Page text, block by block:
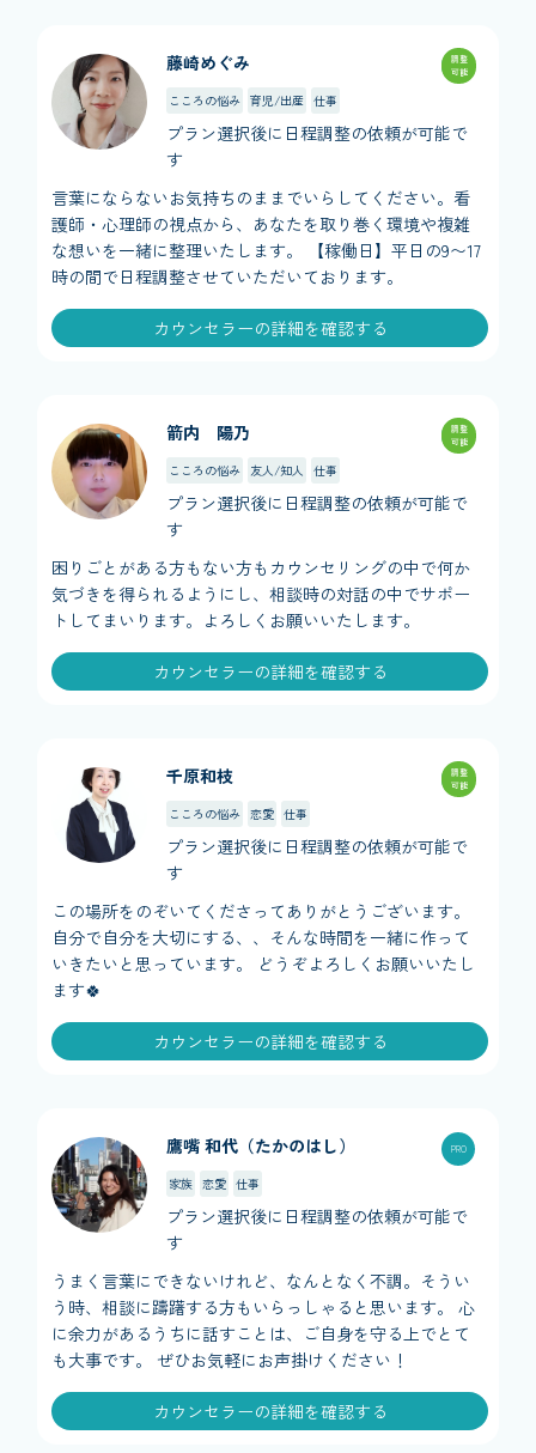
藤崎めぐみ
こころの悩み 育児/出産 仕事
プラン選択後に日程調整の依頼が可能で
す
言葉にならないお気持ちのままでいらしてください。看
護師・心理師の視点から、あなたを取り巻く環境や複雑
な想いを一緒に整理いたします。 【稼働日】平日の9〜17
時の間で日程調整させていただいております。
カウンセラーの詳細を確認する
調整
可能
箭内 陽乃
こころの悩み 友人/知人 仕事
プラン選択後に日程調整の依頼が可能で
す
困りごとがある方もない方もカウンセリングの中で何か
気づきを得られるようにし、相談時の対話の中でサポー
トしてまいります。よろしくお願いいたします。
カウンセラーの詳細を確認する
調整
可能
千原和枝
こころの悩み 恋愛 仕事
プラン選択後に日程調整の依頼が可能で
す
この場所をのぞいてくださってありがとうございます。
自分で自分を大切にする、、そんな時間を一緒に作って
いきたいと思っています。 どうぞよろしくお願いいたし
ます🍀
カウンセラーの詳細を確認する
調整
可能
鷹嘴 和代（たかのはし）
家族 恋愛 仕事
プラン選択後に日程調整の依頼が可能で
す
うまく言葉にできないけれど、なんとなく不調。そうい
う時、相談に躊躇する方もいらっしゃると思います。 心
に余力があるうちに話すことは、ご自身を守る上でとて
も大事です。 ぜひお気軽にお声掛けください！
カウンセラーの詳細を確認する